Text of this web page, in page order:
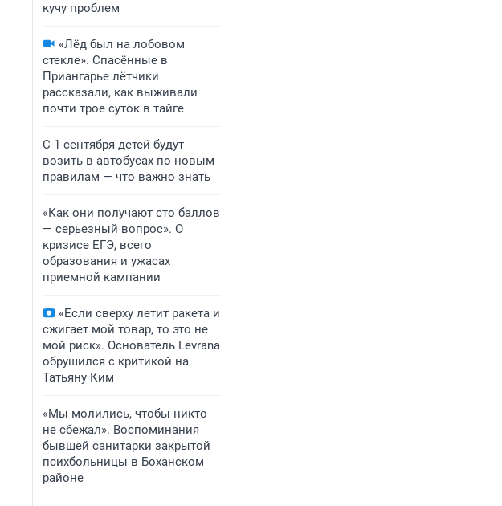
кучу проблем
«Лёд был на лобовом
стекле». Спасённые в
Приангарье лётчики
рассказали, как выживали
почти трое суток в тайге
С 1 сентября детей будут
возить в автобусах по новым
правилам — что важно знать
«Как они получают сто баллов
— серьезный вопрос». О
кризисе ЕГЭ, всего
образования и ужасах
приемной кампании
«Если сверху летит ракета и
сжигает мой товар, то это не
мой риск». Основатель Levrana
обрушился с критикой на
Татьяну Ким
«Мы молились, чтобы никто
не сбежал». Воспоминания
бывшей санитарки закрытой
психбольницы в Боханском
районе